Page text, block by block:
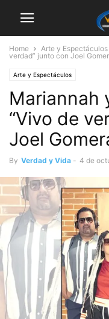
Home Arte y Espectáculos
verdad” junto con Joel
Arte y Espectáculos
Mariannah
“Vivo de
Joel
By Verdad y Vida - 4 de